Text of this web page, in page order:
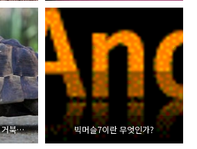
직장인은 거북이로 진화중? 거북목 예방 및 목 강화를 위한 맥켄지(Mckenzie) 신전 운동 빅머슬7이란 무엇인가?